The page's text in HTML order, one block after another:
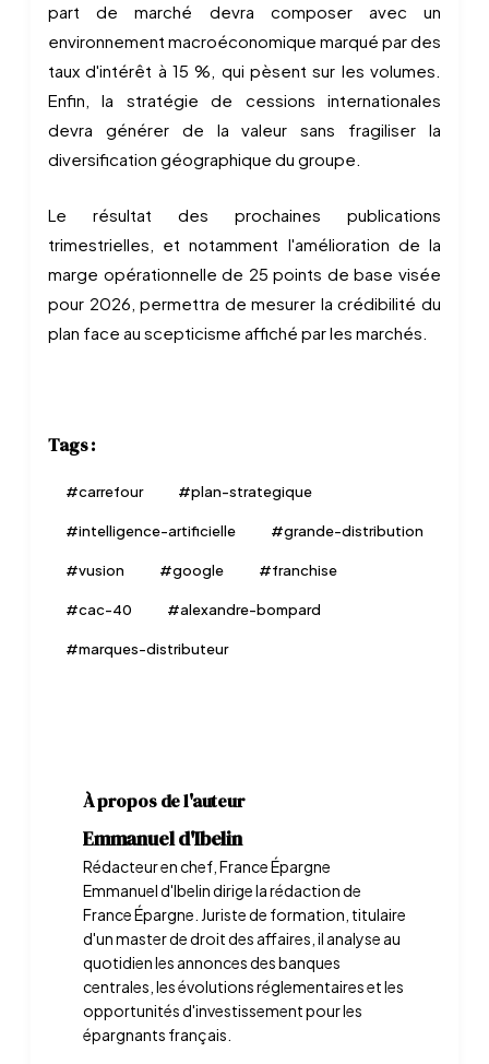
part de marché devra composer avec un
environnement macroéconomique marqué par des
taux d'intérêt à 15 %, qui pèsent sur les volumes.
Enfin, la stratégie de cessions internationales
devra générer de la valeur sans fragiliser la
diversification géographique du groupe.
Le résultat des prochaines publications
trimestrielles, et notamment l'amélioration de la
marge opérationnelle de 25 points de base visée
pour 2026, permettra de mesurer la crédibilité du
plan face au scepticisme affiché par les marchés.
Tags :
#carrefour #plan-strategique
#intelligence-artificielle #grande-distribution
#vusion #google #franchise
#cac-40 #alexandre-bompard
#marques-distributeur
À propos de l'auteur
Emmanuel d'Ibelin
Rédacteur en chef, France Épargne
Emmanuel d'Ibelin dirige la rédaction de
France Épargne. Juriste de formation, titulaire
d'un master de droit des affaires, il analyse au
quotidien les annonces des banques
centrales, les évolutions réglementaires et les
opportunités d'investissement pour les
épargnants français.